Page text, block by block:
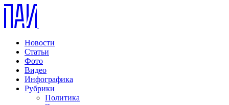
Новости
Статьи
Фото
Видео
Инфографика
Рубрики
Политика